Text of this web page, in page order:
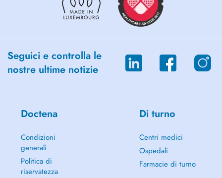
Seguici e controlla le
nostre ultime notizie
Doctena
Condizioni
generali
Politica di
riservatezza
Di turno
Centri medici
Ospedali
Farmacie di turno